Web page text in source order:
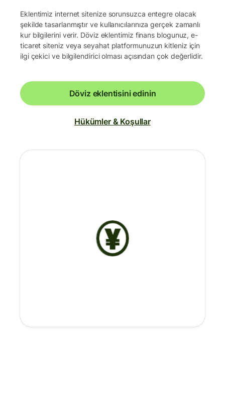
Eklentimiz internet sitenize sorunsuzca entegre olacak
şekilde tasarlanmıştır ve kullanıcılarınıza gerçek zamanlı
kur bilgilerini verir. Döviz eklentimiz finans blogunuz, e-
ticaret siteniz veya seyahat platformunuzun kitleniz için
ilgi çekici ve bilgilendirici olması açısından çok değerlidir.
Döviz eklentisini edinin
Hükümler & Koşullar